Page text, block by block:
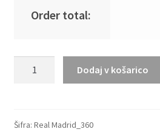
Order total:
kompleti
Dodaj v košarico
Šifra: Real Madrid_360